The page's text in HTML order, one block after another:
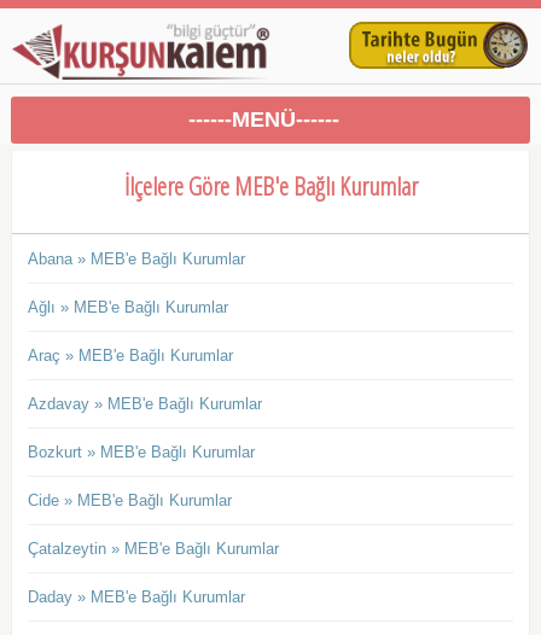
------MENÜ------
İlçelere Göre MEB'e Bağlı Kurumlar
Abana » MEB'e Bağlı Kurumlar
Ağlı » MEB'e Bağlı Kurumlar
Araç » MEB'e Bağlı Kurumlar
Azdavay » MEB'e Bağlı Kurumlar
Bozkurt » MEB'e Bağlı Kurumlar
Cide » MEB'e Bağlı Kurumlar
Çatalzeytin » MEB'e Bağlı Kurumlar
Daday » MEB'e Bağlı Kurumlar